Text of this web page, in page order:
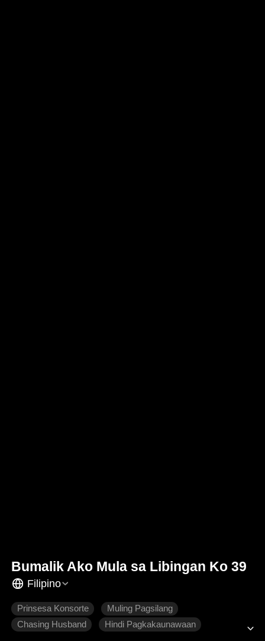
Bumalik Ako Mula sa Libingan Ko 39
Filipino
Prinsesa Konsorte
Muling Pagsilang
Chasing Husband
Hindi Pagkakaunawaan